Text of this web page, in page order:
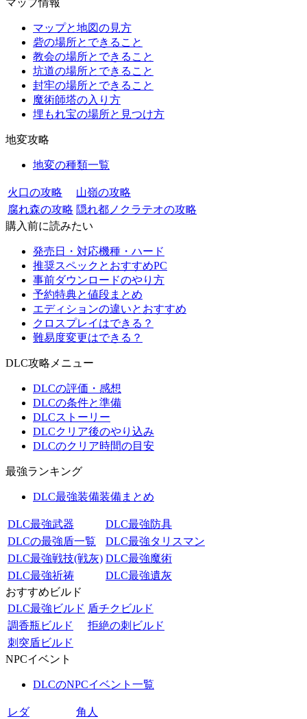
マップ情報
マップと地図の見方
砦の場所とできること
教会の場所とできること
坑道の場所とできること
封牢の場所とできること
魔術師塔の入り方
埋もれ宝の場所と見つけ方
地変攻略
地変の種類一覧
火口の攻略
山嶺の攻略
腐れ森の攻略 隠れ都ノクラテオの攻略
購入前に読みたい
発売日・対応機種・ハード
推奨スペックとおすすめPC
事前ダウンロードのやり方
予約特典と値段まとめ
エディションの違いとおすすめ
クロスプレイはできる？
難易度変更はできる？
DLC攻略メニュー
DLCの評価・感想
DLCの条件と準備
DLCストーリー
DLCクリア後のやり込み
DLCのクリア時間の目安
最強ランキング
DLC最強装備装備まとめ
DLC最強武器
DLC最強防具
DLCの最強盾一覧
DLC最強タリスマン
DLC最強戦技(戦灰) DLC最強魔術
DLC最強祈祷
DLC最強遺灰
おすすめビルド
DLC最強ビルド 盾チクビルド
調香瓶ビルド
拒絶の刺ビルド
刺突盾ビルド
NPCイベント
DLCのNPCイベント一覧
レダ
角人